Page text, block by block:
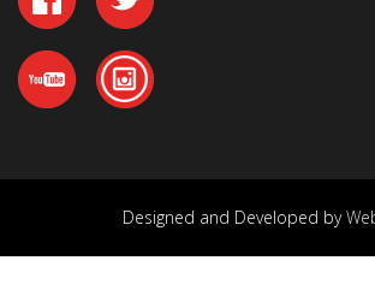
Designed and Developed by